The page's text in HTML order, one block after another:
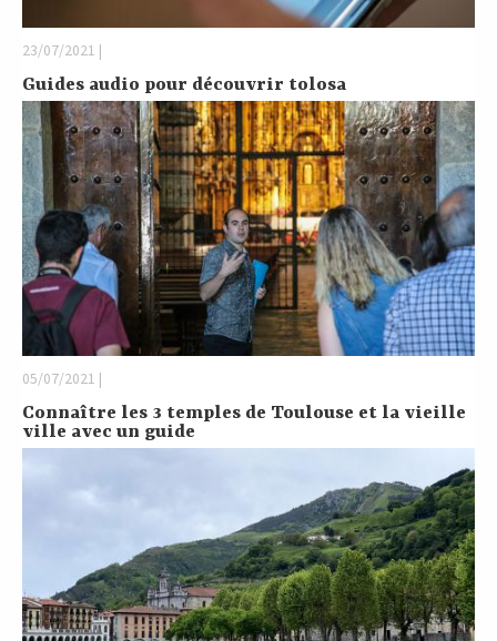
23/07/2021 |
Guides audio pour découvrir tolosa
05/07/2021 |
Connaître les 3 temples de Toulouse et la vieille
ville avec un guide